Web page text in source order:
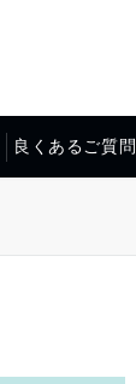
良くあるご質問